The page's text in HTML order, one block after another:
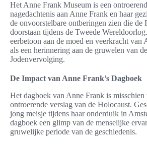
Het Anne Frank Museum is een
nagedachtenis aan Anne Frank en haar
de onvoorstelbare ontberingen zien die de
doorstaan tijdens de Tweede
eerbetoon aan de moed en veerkracht van
als een herinnering aan de gruwelen van
Jodenvervolging.
De Impact van Anne Frank’s Dagboek
Het dagboek van Anne Frank is misschien
ontroerende verslag van de Holocaust.
jong meisje tijdens haar onderduik in
dagboek een glimp van de menselijke
gruwelijke periode van de geschiedenis.